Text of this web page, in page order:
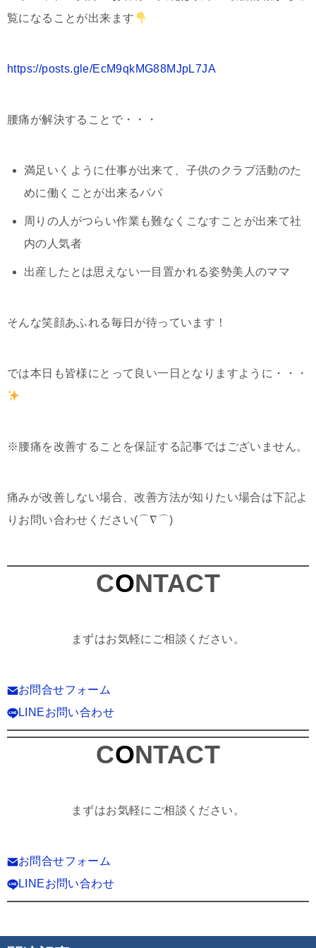
覧になることが出来ます
https://posts.gle/EcM9qkMG88MJpL7JA
腰痛が解決することで・・・
満足いくように仕事が出来て、 子供のクラブ活動のた
めに働くことが出来るパパ
周りの人がつらい作業も難なくこなすことが出来て社
内の人気者
出産したとは思えない一目置かれる姿勢美人のママ
そんな笑顔あふれる毎日が待っています！
では本日も皆様にとって良い一日となりますように・・・
※腰痛を改善することを保証する記事ではございません。
痛みが改善しない場合、改善方法が知りたい場合は下記よ
りお問い合わせください(⌒∇⌒)
CONTACT
まずはお気軽にご相談ください。
お問合せフォーム
LINEお問い合わせ
CONTACT
まずはお気軽にご相談ください。
お問合せフォーム
LINEお問い合わせ